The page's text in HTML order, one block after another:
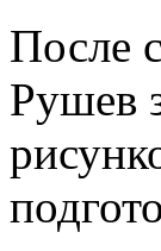
После
Рушев